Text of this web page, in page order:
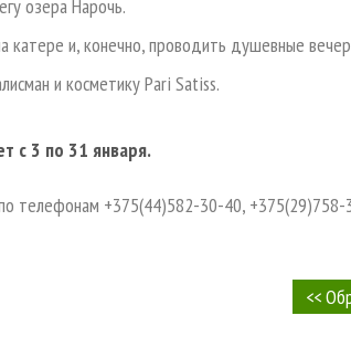
озера Нарочь.
катере и, конечно, проводить душевные
и косметику Pari Satiss.
с 3 по 31 января.
телефонам +375(44)582-30-40, +375(29)758-